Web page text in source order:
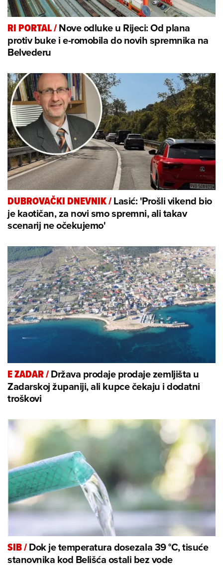
RI PORTAL/Nove odluke u Rijeci: Od plana
protiv buke i e-romobila do novih spremnika na
Belvederu
DUBROVAČKI DNEVNIK/Lasić: 'Prošli vikend bio
je kaotičan, za novi smo spremni, ali takav
scenarij ne očekujemo'
E ZADAR/Država prodaje prodaje zemljišta u
Zadarskoj županiji, ali kupce čekaju i dodatni
troškovi
SIB/Dok je temperatura dosezala 39 °C, tisuće
stanovnika kod Belišća ostali bez vode